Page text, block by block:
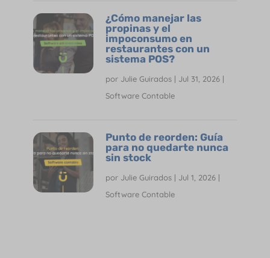
¿Cómo manejar las
propinas y el
impoconsumo en
restaurantes con un
sistema POS?
por Julie Guirados| Jul 31, 2026|
Software Contable
Punto de reorden: Guía
para no quedarte nunca
sin stock
por Julie Guirados| Jul 1, 2026|
Software Contable